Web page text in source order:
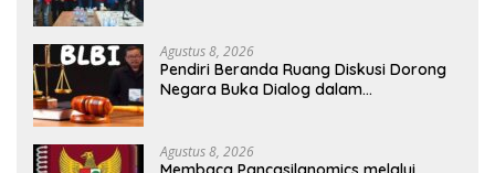
Agustus 8, 2026
Pendiri Beranda Ruang Diskusi Dorong
Negara Buka Dialog dalam
Agustus 8, 2026